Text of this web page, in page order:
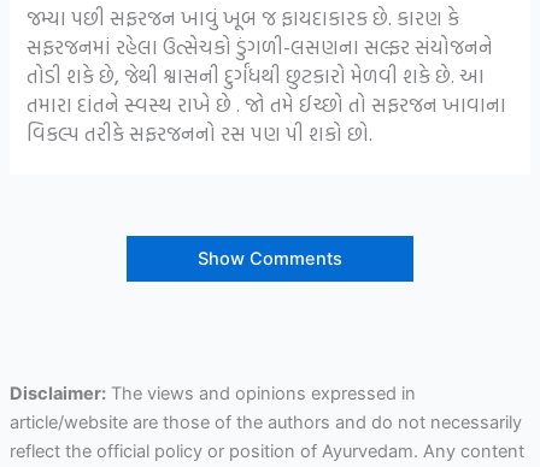
જમ્યા પછી સફરજન ખાવું ખૂબ જ ફાયદાકારક છે. કારણ કે
સફરજનમાં રહેલા ઉત્સેચકો ડુંગળી-લસણના સલ્ફર સંયોજનને
તોડી શકે છે, જેથી શ્વાસની દુર્ગંધથી છુટકારો મેળવી શકે છે. આ
તમારા દાંતને સ્વસ્થ રાખે છે . જો તમે ઈચ્છો તો સફરજન ખાવાના
વિકલ્પ તરીકે સફરજનનો રસ પણ પી શકો છો.
Show Comments
Disclaimer:The views and opinions expressed in
article/website are those of the authors and do not necessarily
reflect the official policy or position of Ayurvedam. Any content